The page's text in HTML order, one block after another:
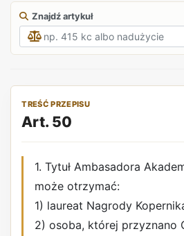
Znajdź artykuł
TREŚĆ PRZEPISU
Art. 50
1. Tytuł Ambasadora
może otrzymać:
1) laureat Nagrody
2) osoba, której przyznano